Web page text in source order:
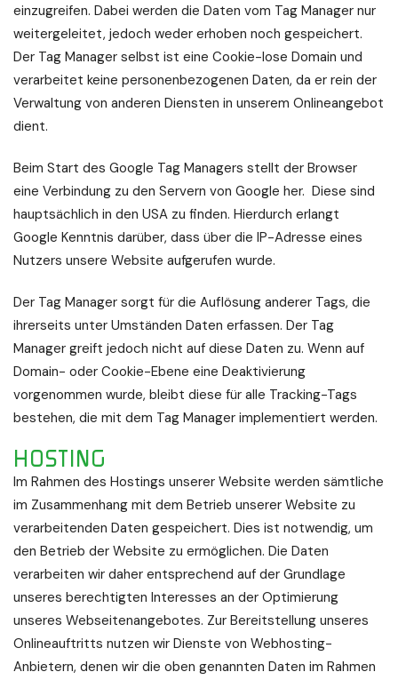
einzugreifen. Dabei werden die Daten vom Tag Manager nur
weitergeleitet, jedoch weder erhoben noch gespeichert.
Der Tag Manager selbst ist eine Cookie-lose Domain und
verarbeitet keine personenbezogenen Daten, da er rein der
Verwaltung von anderen Diensten in unserem Onlineangebot
dient.
Beim Start des Google Tag Managers stellt der Browser
eine Verbindung zu den Servern von Google her. Diese sind
hauptsächlich in den USA zu finden. Hierdurch erlangt
Google Kenntnis darüber, dass über die IP-Adresse eines
Nutzers unsere Website aufgerufen wurde.
Der Tag Manager sorgt für die Auflösung anderer Tags, die
ihrerseits unter Umständen Daten erfassen. Der Tag
Manager greift jedoch nicht auf diese Daten zu. Wenn auf
Domain- oder Cookie-Ebene eine Deaktivierung
vorgenommen wurde, bleibt diese für alle Tracking-Tags
bestehen, die mit dem Tag Manager implementiert werden.
HOSTING
Im Rahmen des Hostings unserer Website werden sämtliche
im Zusammenhang mit dem Betrieb unserer Website zu
verarbeitenden Daten gespeichert. Dies ist notwendig, um
den Betrieb der Website zu ermöglichen. Die Daten
verarbeiten wir daher entsprechend auf der Grundlage
unseres berechtigten Interesses an der Optimierung
unseres Webseitenangebotes. Zur Bereitstellung unseres
Onlineauftritts nutzen wir Dienste von Webhosting-
Anbietern, denen wir die oben genannten Daten im Rahmen